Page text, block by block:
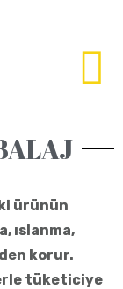
ürünün
ıslanma,
korur.
tüketiciye